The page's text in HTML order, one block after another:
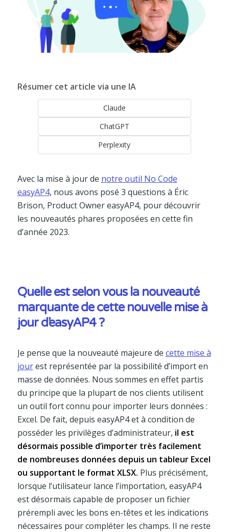
Résumer cet article via une IA
Claude
ChatGPT
Perplexity
Avec la mise à jour de notre outil No Code
easyAP4, nous avons posé 3 questions à Éric
Brison, Product Owner easyAP4, pour découvrir
les nouveautés phares proposées en cette fin
d’année 2023.
Quelle est selon vous la nouveauté
marquante de cette nouvelle mise à
jour d’easyAP4 ?
Je pense que la nouveauté majeure de cette mise à
jourest représentée par la possibilité d’import en
masse de données. Nous sommes en effet partis
du principe que la plupart de nos clients utilisent
un outil fort connu pour importer leurs données :
Excel. De fait, depuis easyAP4 et à condition de
posséder les privilèges d’administrateur, il est
désormais possible d’importer très facilement
de nombreuses données depuis un tableur Excel
ou supportant le format XLSX. Plus précisément,
lorsque l’utilisateur lance l’importation, easyAP4
est désormais capable de proposer un fichier
prérempli avec les bons en-têtes et les indications
nécessaires pour compléter les champs. Il ne reste